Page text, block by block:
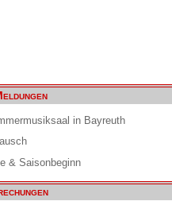
in Bayreuth
& Saisonbeginn